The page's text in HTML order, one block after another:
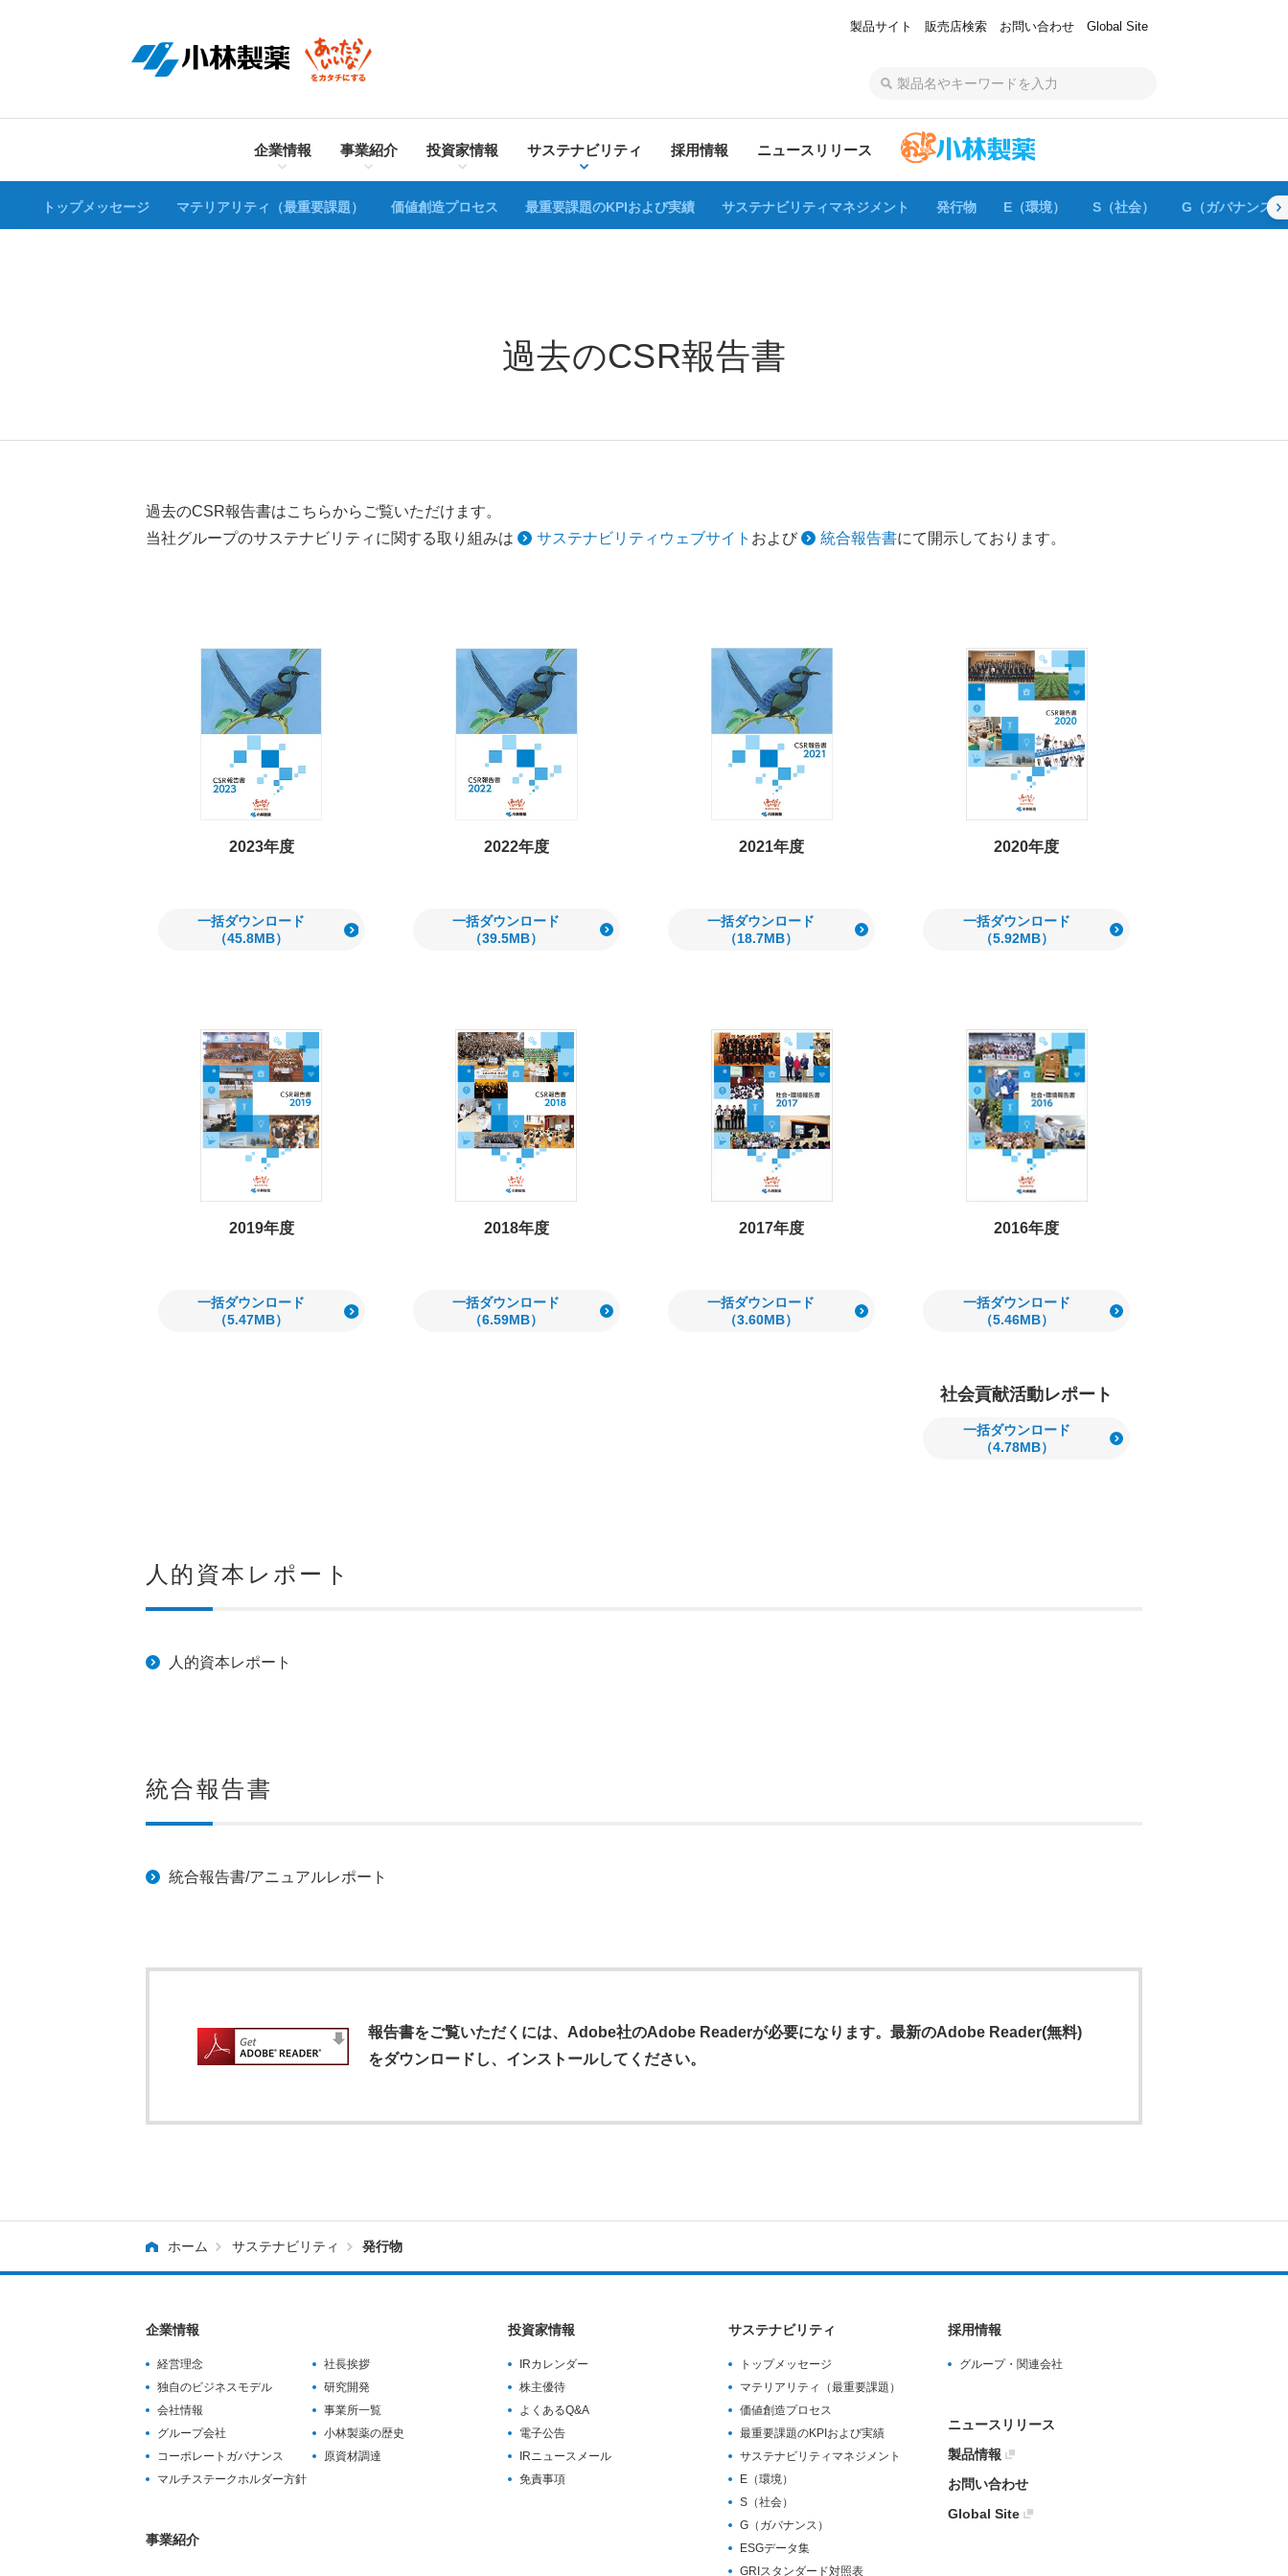
製品サイト 販売店検索 お問い合わせ Global Site
企業情報 事業紹介 投資家情報 サステナビリティ 採用情報 ニュースリリース
トップメッセージ マテリアリティ（最重要課題） 価値創造プロセス 最重要課題のKPIおよび実績 サステナビリティマネジメント 発行物 E（環境） S（社会） G（ガバナンス）
過去のCSR報告書
過去のCSR報告書はこちらからご覧いただけます。
当社グループのサステナビリティに関する取り組みは
サステナビリティウェブサイト および 統合報告書にて開示しております。
2023年度
一括ダウンロード
（45.8MB）
2022年度
一括ダウンロード
（39.5MB）
2021年度
一括ダウンロード
（18.7MB）
2020年度
一括ダウンロード
（5.92MB）
2019年度
一括ダウンロード
（5.47MB）
2018年度
一括ダウンロード
（6.59MB）
2017年度
一括ダウンロード
（3.60MB）
2016年度
一括ダウンロード
（5.46MB）
社会貢献活動レポート
一括ダウンロード
（4.78MB）
人的資本レポート
人的資本レポート
統合報告書
統合報告書/アニュアルレポート
報告書をご覧いただくには、Adobe社のAdobe Readerが必要になります。最新のAdobe Reader(無料)
をダウンロードし、インストールしてください。
ホーム サステナビリティ 発行物
企業情報
経営理念
社長挨拶
独自のビジネスモデル
研究開発
会社情報
事業所一覧
グループ会社
小林製薬の歴史
コーポレートガバナンス
原資材調達
マルチステークホルダー方針
事業紹介
投資家情報
IRカレンダー
株主優待
よくあるQ&A
電子公告
IRニュースメール
免責事項
サステナビリティ
トップメッセージ
マテリアリティ（最重要課題）
価値創造プロセス
最重要課題のKPIおよび実績
サステナビリティマネジメント
E（環境）
S（社会）
G（ガバナンス）
ESGデータ集
GRIスタンダード対照表
採用情報
グループ・関連会社
ニュースリリース
製品情報
お問い合わせ
Global Site